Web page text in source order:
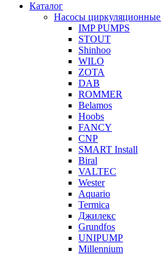
Каталог
Насосы циркуляционные
IMP PUMPS
STOUT
Shinhoo
WILO
ZOTA
DAB
ROMMER
Belamos
Hoobs
FANCY
CNP
SMART Install
Biral
VALTEC
Wester
Aquario
Termica
Джилекс
Grundfos
UNIPUMP
Millennium